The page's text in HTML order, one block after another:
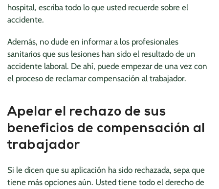
hospital, escriba todo lo que usted recuerde sobre el
accidente.
Además, no dude en informar a los profesionales
sanitarios que sus lesiones han sido el resultado de un
accidente laboral. De ahí, puede empezar de una vez con
el proceso de reclamar compensación al trabajador.
Apelar el rechazo de sus
beneficios de compensación al
trabajador
Si le dicen que su aplicación ha sido rechazada, sepa que
tiene más opciones aún. Usted tiene todo el derecho de